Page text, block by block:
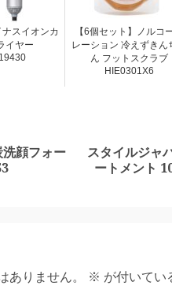
スイオンカ
イヤー
【6個セット】ノルコ
レーション 冷えずきん
ん フットスクラブ
HIE0301X6
Previous
顔フォー
Next
スタイルジャ
ートメント
りません。 ※ が付いてい